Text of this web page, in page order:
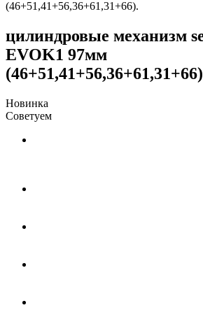
(46+51,41+56,36+61,31+66).
цилиндровые механизм
EVOK1 97мм
Новинка
Советуем